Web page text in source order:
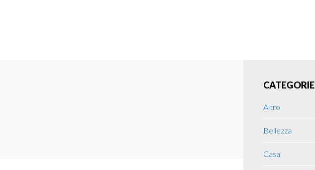
Sidebar
CATEGORIE
Altro
Bellezza
Casa